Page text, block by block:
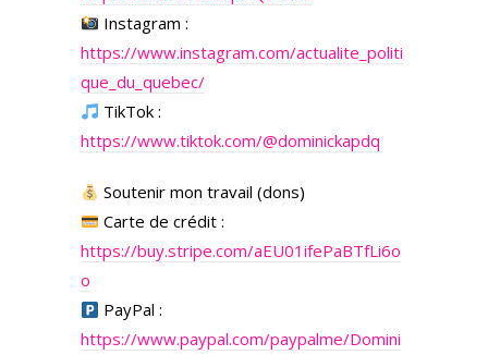
Instagram :
https://www.instagram.com/actualite_politi
que_du_quebec/
TikTok :
https://www.tiktok.com/@dominickapdq
Soutenir mon travail (dons)
Carte de crédit :
https://buy.stripe.com/aEU01ifePaBTfLi6o
o
PayPal :
https://www.paypal.com/paypalme/Domini